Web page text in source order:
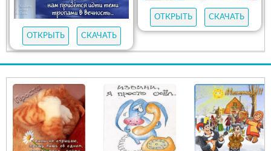
ОТКРЫТЬ СКАЧАТЬ
ОТКРЫТЬ СКАЧАТЬ